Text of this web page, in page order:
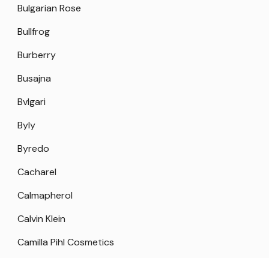
Bulgarian Rose
Bullfrog
Burberry
Busajna
Bvlgari
Byly
Byredo
Cacharel
Calmapherol
Calvin Klein
Camilla Pihl Cosmetics